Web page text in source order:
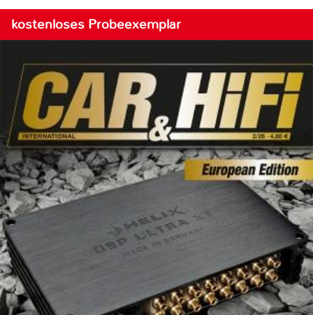
kostenloses Probeexemplar